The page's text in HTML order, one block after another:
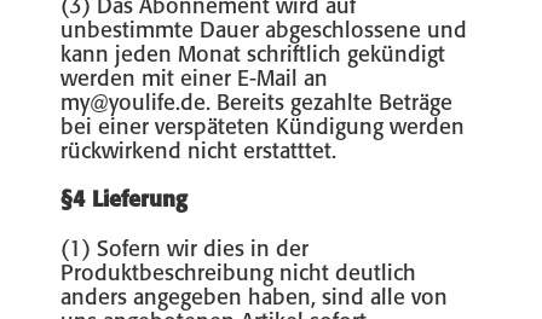
(3) Das Abonnement wird auf
unbestimmte Dauer abgeschlossene und
kann jeden Monat schriftlich gekündigt
werden mit einer E-Mail an
my@youlife.de. Bereits gezahlte Beträge
bei einer verspäteten Kündigung werden
rückwirkend nicht erstatttet.
§4 Lieferung
(1) Sofern wir dies in der
Produktbeschreibung nicht deutlich
anders angegeben haben, sind alle von